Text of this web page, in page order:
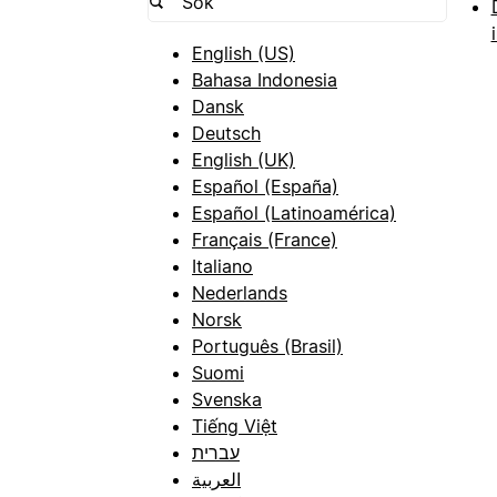
English (US)
Bahasa Indonesia
Dansk
Deutsch
English (UK)
Español (España)
Español (Latinoamérica)
Français (France)
Italiano
Nederlands
Norsk
Português (Brasil)
Suomi
Svenska
Tiếng Việt
עברית
العربية